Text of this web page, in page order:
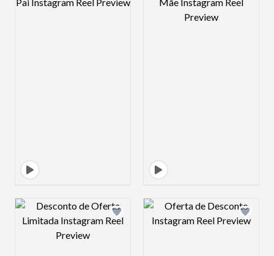
Design preview image Design preview